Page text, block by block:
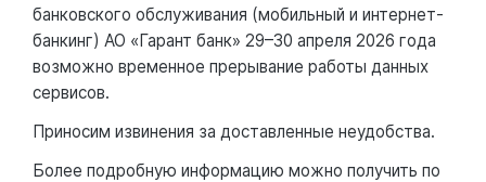
банковского обслуживания (мобильный и интернет-
банкинг) АО «Гарант банк» 29–30 апреля 2026 года
возможно временное прерывание работы данных
сервисов.
Приносим извинения за доставленные неудобства.
Более подробную информацию можно получить по